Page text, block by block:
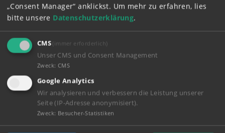
Dress Up Challenge am Set
Wem steht's besser?
324
LIEBE PEOPLE - official Musikvideo
aus Bibi & Tina VOLL VERHEXT!
„Consent Manager“ anklickst. Um mehr zu erfahren, lies
bitte unsere Datenschutzerklärung.
CMS (immer erforderlich)
Unser CMS und Consent Management
Zweck: CMS
Google Analytics
Wir analysieren und verbessern die Leistung unserer
Seite (IP-Adresse anonymisiert).
Zweck: Besucher-Statistiken